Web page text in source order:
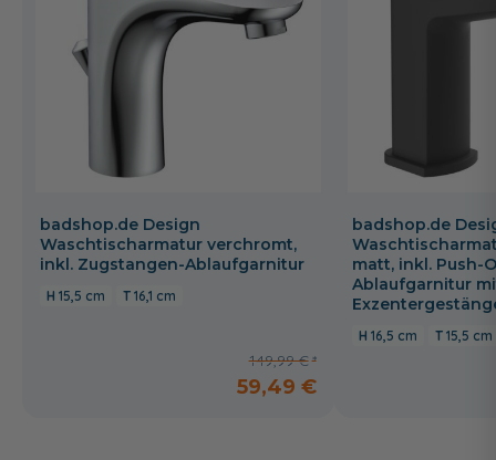
badshop.de Design
Waschtischarmatur verchromt,
inkl. Zugstangen-Ablaufgarnitur
15,5 cm 16,1 cm
149,99 €
59,49 €
badshop.de
matt, inkl. Push-
Ablaufgarnitur
16,5 cm 15,5 cm